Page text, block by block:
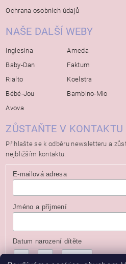
Ochrana osobních údajů
NAŠE DALŠÍ WEBY
Inglesina
Baby-Dan
Rialto
Bébé-Jou
Avova
Ameda
Faktum
Koelstra
Bambino-Mio
ZŮSTAŇTE V KONTAKTU
Přihlašte se k odběru newsletteru a
nejbližším kontaktu.
E-mailová adresa
Jméno a příjmení
Datum narození dítěte